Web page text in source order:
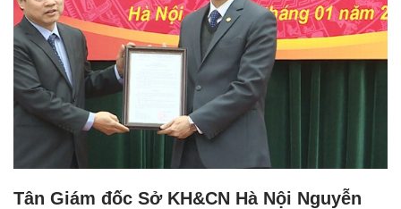
Tân Giám đốc Sở KH&CN Hà Nội Nguyễn